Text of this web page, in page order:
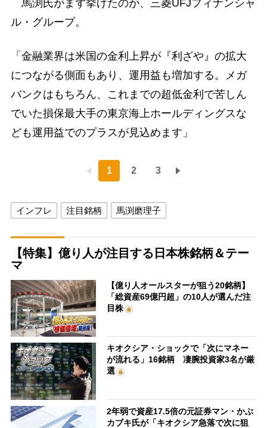
馬渕氏がまず挙げたのが、三菱UFJフィナンシャ
ル・グループ。
「金融業界は米国の金利上昇が『利ざや』の拡大
につながる側面もあり、運用益も増加する。メガ
バンクはもちろん、これまでの超低金利で苦しん
でいた損保最大手の東京海上ホールディングスな
ども運用益でのプラスが見込めます」
1 2 3
インフレ 注目銘柄 馬渕磨理子
【特集】億り人が注目する日本株銘柄＆テー
マ
【億り人オールスターが狙う20銘柄】
「総資産69億円超」の10人が選んだ注
目株
キオクシア・ショックで「次にマネー
が流れる」16銘柄 凄腕投資家3名が厳
選
2年弱で資産17.5倍の元証券マン・かぶ
カブキ氏が「キオクシア急落で次に狙